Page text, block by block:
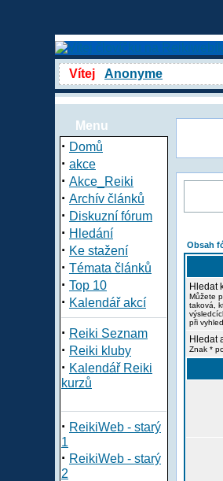
Vítej Anonyme
Menu
· Domů
· akce
· Akce_Reiki
· Archív článků
· Diskuzní fórum
· Hledání
· Ke stažení
· Témata článků
· Top 10
· Kalendář akcí
· Reiki Seznam
· Reiki kluby
· Kalendář Reiki
kurzů
· ReikiWeb - starý
1
· ReikiWeb - starý
2
Obsah
Hledat
Můžete
taková,
při
Hledat
Znak *